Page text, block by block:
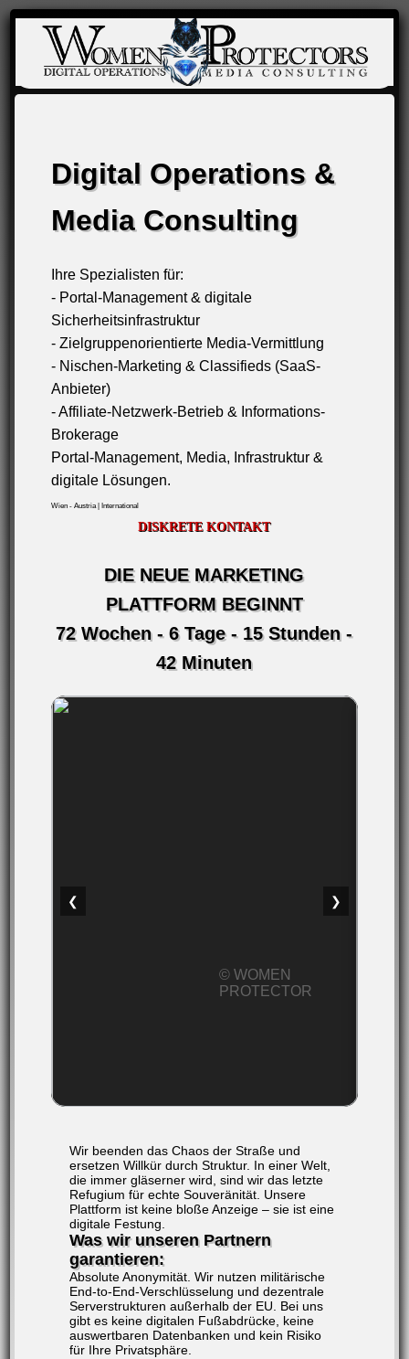
Digital Operations &
Media Consulting
Ihre Spezialisten für:
- Portal-Management & digitale
Sicherheitsinfrastruktur
- Zielgruppenorientierte Media-Vermittlung
- Nischen-Marketing & Classifieds (SaaS-
Anbieter)
- Affiliate-Netzwerk-Betrieb & Informations-
Brokerage
Portal-Management, Media, Infrastruktur &
digitale Lösungen.
Wien - Austria | International
DISKRETE KONTAKT
DIE NEUE MARKETING
PLATTFORM BEGINNT
72 Wochen - 6 Tage - 15 Stunden -
42 Minuten
© WOMEN
PROTECTOR
❮ ❯
Wir beenden das Chaos der Straße und
ersetzen Willkür durch Struktur. In einer Welt,
die immer gläserner wird, sind wir das letzte
Refugium für echte Souveränität. Unsere
Plattform ist keine bloße Anzeige – sie ist eine
digitale Festung.
Was wir unseren Partnern
garantieren:
Absolute Anonymität. Wir nutzen militärische
End-to-End-Verschlüsselung und dezentrale
Serverstrukturen außerhalb der EU. Bei uns
gibt es keine digitalen Fußabdrücke, keine
auswertbaren Datenbanken und kein Risiko
für Ihre Privatsphäre.